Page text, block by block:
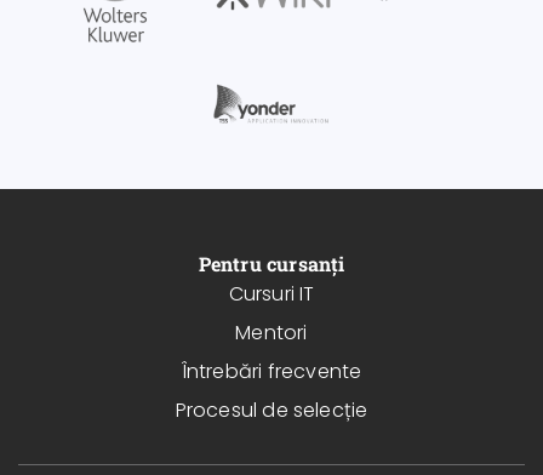
Pentru cursanți
Cursuri IT
Mentori
Întrebări frecvente
Procesul de selecție